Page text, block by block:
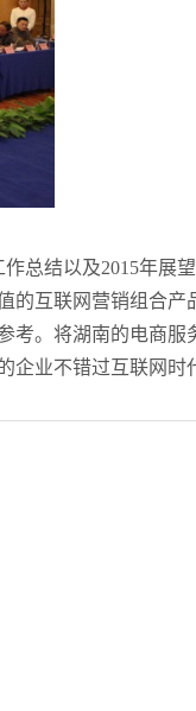
总结以及2015年展
的互联网营销组合产
考。将湖南的电商服
企业不错过互联网时